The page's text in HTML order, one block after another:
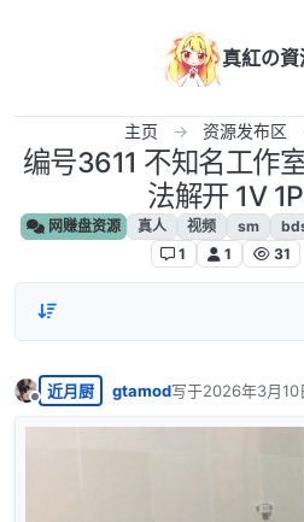
真紅の
主页 资源发布区
编号3611 不知名工作
法解开 1V 1P
网赚盘资源 真人 视频 sm
1
1 31
离线
近月厨 gtamod写于2026年3月10
最后由 编辑